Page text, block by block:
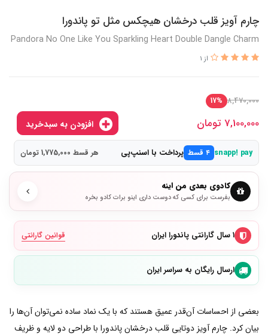
چارم آویز قلب درخشان هیچکس مثل تو پاندورا
Pandora No One Like You Sparkling Heart Double Dangle Charm
از 1
8,470,000
17%
7,100,000 تومان
snapp! pay ۴ قسط پرداخت با اسنپ‌پی هر قسط 1,775,000 تومان
کادوی بعدی من اینه
بفرست برای کسی که دوست داری اینو برات کادو بخره
۱ سال گارانتی پاندورا ایران قوانین گارانتی
ارسال رایگان به سراسر ایران
بعضی از احساسات آن‌قدر عمیق هستند که با یک نماد ساده نمی‌توان آن‌ها را
بیان کرد. چارم آویز دوتایی قلب درخشان پاندورا با طراحی دو لایه و ظریف